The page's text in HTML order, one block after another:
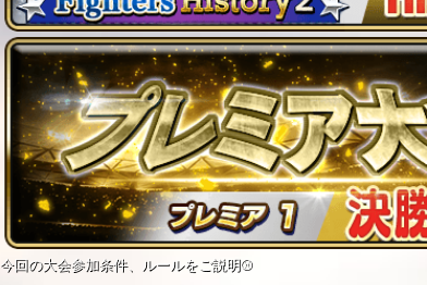
今回の大会参加条件、ルールをご説明⚾